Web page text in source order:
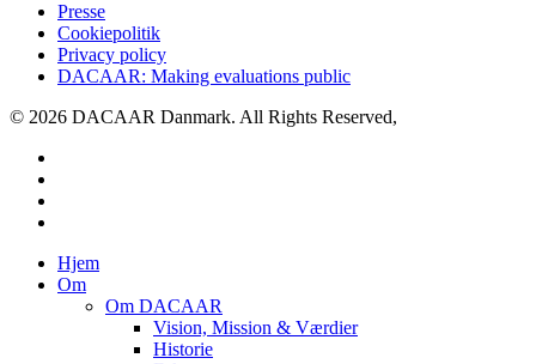
Presse
Cookiepolitik
Privacy policy
DACAAR: Making evaluations public
© 2026 DACAAR Danmark. All Rights Reserved,
Close
Menu
Hjem
Om
Om DACAAR
Vision, Mission & Værdier
Historie